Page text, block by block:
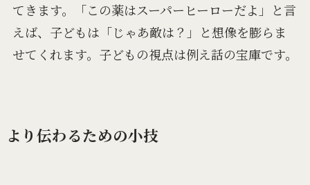
てきます。「この薬はスーパーヒーローだよ」と言
えば、子どもは「じゃあ敵は？」と想像を膨らま
せてくれます。子どもの視点は例え話の宝庫です。
より伝わるための小技